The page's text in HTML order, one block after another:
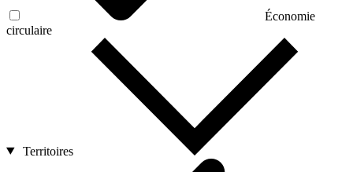
Économie
circulaire
Territoires